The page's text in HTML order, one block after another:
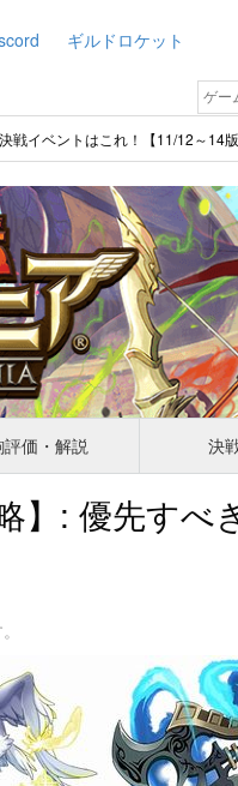
ギルドロケット
戦イベントはこれ！【11/12～14版
評価・解説 決
】: 優先すべ